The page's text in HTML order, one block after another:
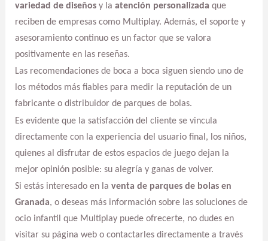
variedad de diseñosy la atención personalizada que
reciben de empresas como Multiplay. Además, el soporte y
asesoramiento continuo es un factor que se valora
positivamente en las reseñas.
Las recomendaciones de boca a boca siguen siendo uno de
los métodos más fiables para medir la reputación de un
fabricante o distribuidor de parques de bolas.
Es evidente que la satisfacción del cliente se vincula
directamente con la experiencia del usuario final, los niños,
quienes al disfrutar de estos espacios de juego dejan la
mejor opinión posible: su alegría y ganas de volver.
Si estás interesado en la venta de parques de bolas en
Granada, o deseas más información sobre las soluciones de
ocio infantil que Multiplay puede ofrecerte, no dudes en
visitar su página web o contactarles directamente a través